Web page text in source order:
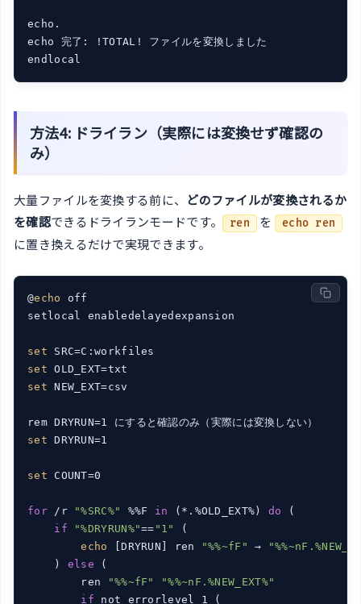
echo.
echo 完了: !TOTAL! ファイルを変換しました
endlocal
方法4: ドライラン（実際には変換せず確認の
み）
大量ファイルを変換する前に、 どのファイルが変換されるか
を確認できるドライランモードです。 ren を echo ren
に置き換えるだけで実現できます。
@echo
off
setlocal enabledelayedexpansion
set
set
set NEW_EXT=csv
set DRYRUN=1
set COUNT=0
for /r "%SRC%" %%F in (*.%OLD_EXT%) do (
if
"%DRYRUN%"== "1"
(
echo
[DRYRUN] ren "%%~fF" →
    )
else (
        ren
"%%~fF"
"%%~nF.%NEW_EXT%"
if not errorlevel 1 (